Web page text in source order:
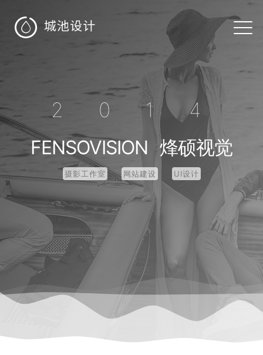

2014
FENSOVISION 烽硕视觉
摄影工作室 网站建设 UI设计